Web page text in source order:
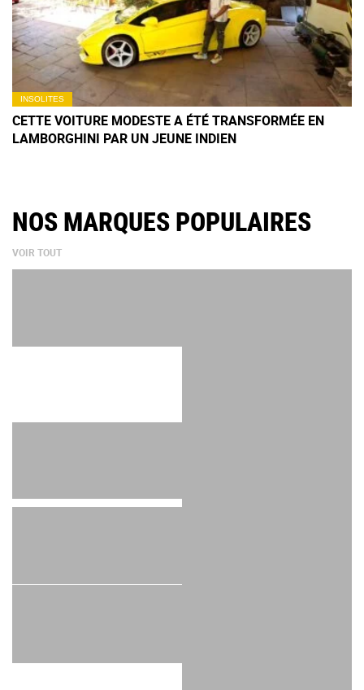
INSOLITES
CETTE VOITURE MODESTE A ÉTÉ TRANSFORMÉE EN
LAMBORGHINI PAR UN JEUNE INDIEN
NOS MARQUES POPULAIRES
VOIR TOUT